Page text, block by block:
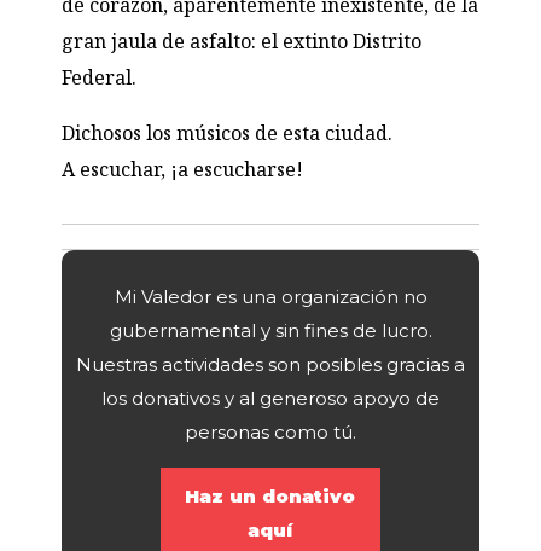
gran jaula de asfalto: el extinto Distrito
Federal.
Dichosos los músicos de esta ciudad.
A escuchar, ¡a escucharse!
Mi Valedor es una organización no
gubernamental y sin fines de lucro.
Nuestras actividades son posibles gracias a
los donativos y al generoso apoyo de
personas como tú.
Haz un donativo
aquí